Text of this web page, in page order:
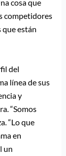
cosa que
competidores
que están
del
línea de sus
y
“Somos
“Lo que
en
un